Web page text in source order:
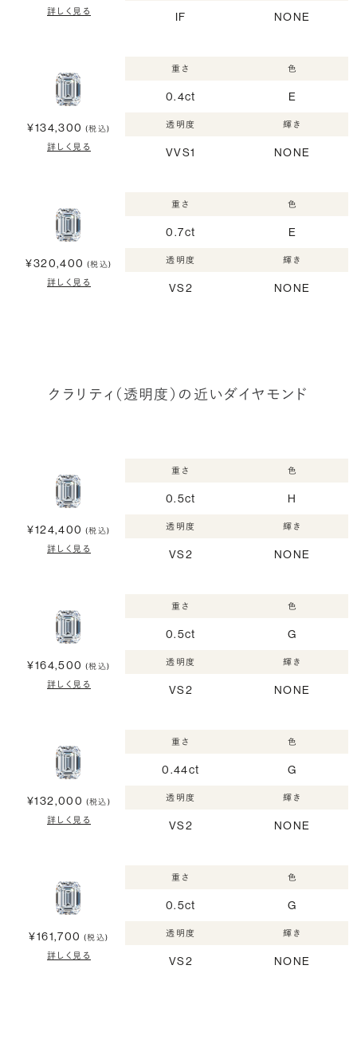
詳しく見る IF NONE
¥134,300 (税込)
詳しく見る
重さ
0.4ct
色
E
透明度
VVS1
輝き
NONE
¥320,400 (税込)
詳しく見る
重さ
0.7ct
色
E
透明度
VS2
輝き
NONE
クラリティ（透明度）の近いダイヤモンド
¥124,400 (税込)
詳しく見る
重さ
0.5ct
色
H
透明度
VS2
輝き
NONE
¥164,500 (税込)
詳しく見る
重さ
0.5ct
色
G
透明度
VS2
輝き
NONE
¥132,000 (税込)
詳しく見る
重さ
0.44ct
色
G
透明度
VS2
輝き
NONE
¥161,700 (税込)
詳しく見る
重さ
0.5ct
色
G
透明度
VS2
輝き
NONE